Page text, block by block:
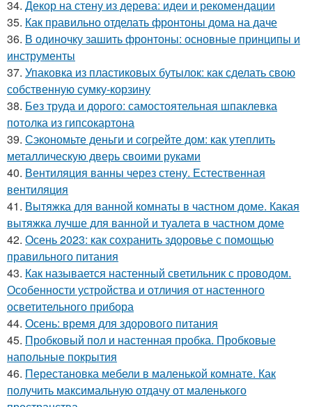
34. Декор на стену из дерева: идеи и рекомендации
35. Как правильно отделать фронтоны дома на даче
36. В одиночку зашить фронтоны: основные принципы и
инструменты
37. Упаковка из пластиковых бутылок: как сделать свою
собственную сумку-корзину
38. Без труда и дорого: самостоятельная шпаклевка
потолка из гипсокартона
39. Сэкономьте деньги и согрейте дом: как утеплить
металлическую дверь своими руками
40. Вентиляция ванны через стену. Естественная
вентиляция
41. Вытяжка для ванной комнаты в частном доме. Какая
вытяжка лучше для ванной и туалета в частном доме
42. Осень 2023: как сохранить здоровье с помощью
правильного питания
43. Как называется настенный светильник с проводом.
Особенности устройства и отличия от настенного
осветительного прибора
44. Осень: время для здорового питания
45. Пробковый пол и настенная пробка. Пробковые
напольные покрытия
46. Перестановка мебели в маленькой комнате. Как
получить максимальную отдачу от маленького